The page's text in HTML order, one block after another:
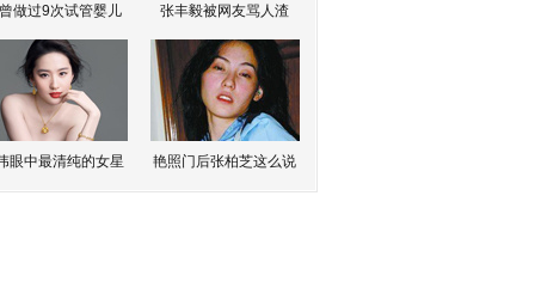
做过9次试管婴儿 张丰毅被网友骂人渣
眼中最清纯的女星 艳照门后张柏芝这么说